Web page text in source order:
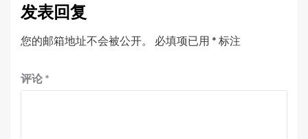
发表回复
您的邮箱地址不会被公开。 必填项已用 * 标注
评论 *